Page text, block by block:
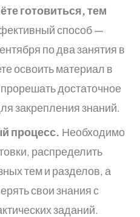
готовиться, тем
способ —
по два занятия в
освоить материал в
достаточное
закрепления знаний.
процесс. Необходимо
распределить
тем и разделов, а
свои знания с
заданий.